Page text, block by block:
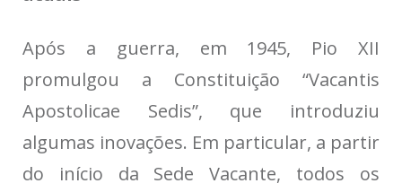
Após a guerra, em 1945, Pio XII
promulgou a Constituição “Vacantis
Apostolicae Sedis”, que introduziu
algumas inovações. Em particular, a partir
do início da Sede Vacante, todos os